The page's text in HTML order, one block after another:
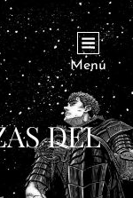
Menú
DEL